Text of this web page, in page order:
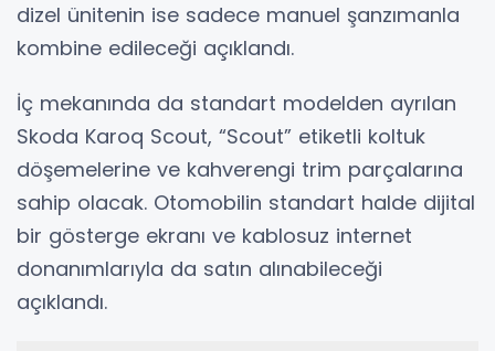
dizel ünitenin ise sadece manuel şanzımanla
kombine edileceği açıklandı.
İç mekanında da standart modelden ayrılan
Skoda Karoq Scout, “Scout” etiketli koltuk
döşemelerine ve kahverengi trim parçalarına
sahip olacak. Otomobilin standart halde dijital
bir gösterge ekranı ve kablosuz internet
donanımlarıyla da satın alınabileceği
açıklandı.